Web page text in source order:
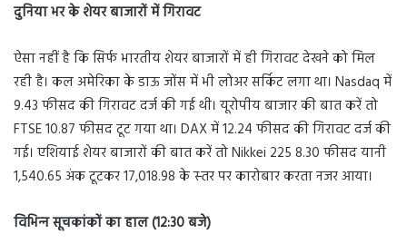
दुनिया भर के शेयर बाजारों में गिरावट
ऐसा नहीं है कि सिर्फ भारतीय शेयर बाजारों में ही गिरावट देखने को मिल
रही है। कल अमेरिका के डाऊ जोंस में भी लोअर सर्किट लगा था। Nasdaq में
9.43 फीसद की गिरावट दर्ज की गई थी। यूरोपीय बाजार की बात करें तो
FTSE 10.87 फीसद टूट गया था। DAX में 12.24 फीसद की गिरावट दर्ज की
गई। एशियाई शेयर बाजारों की बात करें तो Nikkei 225 8.30 फीसद यानी
1,540.65 अंक टूटकर 17,018.98 के स्‍तर पर कारोबार करता नजर आया।
विभिन्‍न सूचकांकों का हाल (12:30 बजे)